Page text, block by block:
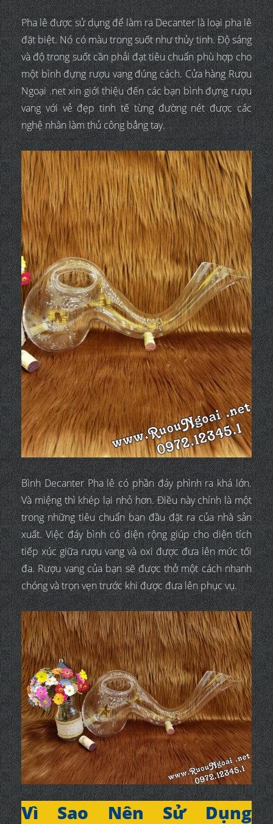
Pha lê được sử dụng để làm ra Decanter là loại pha lê
đặt biệt. Nó có màu trong suốt như thủy tinh. Độ sáng
và độ trong suốt cần phải đạt tiêu chuẩn phù hợp cho
một bình đựng rượu vang đúng cách. Cửa hàng Rượu
Ngoại .net xin giới thiệu đến các bạn bình đựng rượu
vang với vẻ đẹp tinh tế từng đường nét được các
nghệ nhân làm thủ công bẳng tay.
Bình Decanter Pha lê có phần đáy phình ra khá lớn.
Và miệng thì khép lại nhỏ hơn. Điều này chính là một
trong những tiêu chuẩn ban đầu đặt ra của nhà sản
xuất. Việc đáy bình có diện rộng giúp cho diện tích
tiếp xúc giữa rượu vang và oxi được đưa lên mức tối
đa. Rượu vang của bạn sẽ được thở một cách nhanh
chóng và trọn vẹn trước khi được đưa lên phục vụ.
Vì Sao Nên Sử Dụng